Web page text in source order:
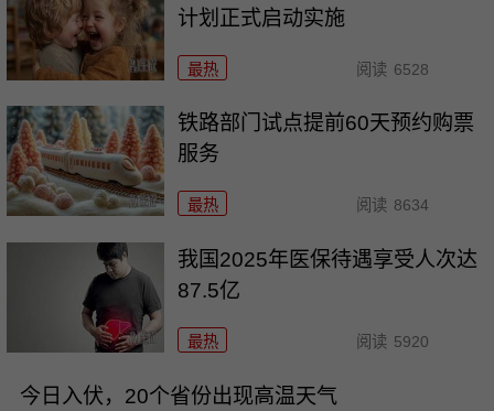
计划正式启动实施
最热 阅读 6528
铁路部门试点提前60天预约购票
服务
最热 阅读 8634
我国2025年医保待遇享受人次达
87.5亿
最热 阅读 5920
今日入伏，20个省份出现高温天气